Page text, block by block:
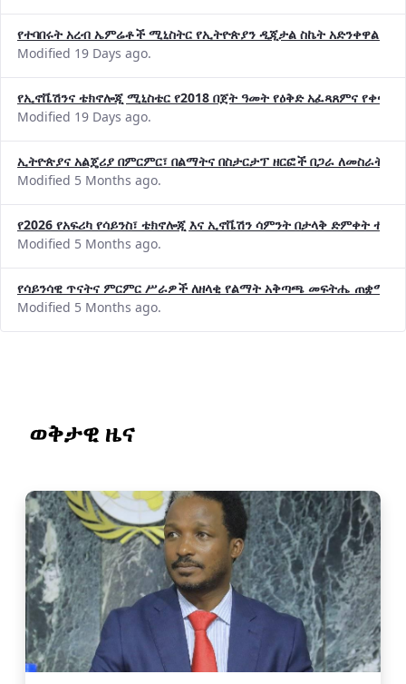
የተባበሩት አረብ ኤምሬቶች ሚኒስትር የኢትዮጵያን ዲጂታል ስኬት አድንቀዋል
Modified 19 Days ago.
የኢኖቬሽንና ቴክኖሎጂ ሚኒስቴር የ2018 በጀት ዓመት የዕቅድ አፈጻጸምና
Modified 19 Days ago.
ኢትዮጵያና አልጄሪያ በምርምር፣ በልማትና በስታርታፕ ዘርፎች በጋራ ለመስራት
Modified 5 Months ago.
የ2026 የአፍሪካ የሳይንስ፣ ቴክኖሎጂ እና ኢኖቬሽን ሳምንት በታላቅ ድምቀት
Modified 5 Months ago.
የሳይንሳዊ ጥናትና ምርምር ሥራዎች ለዘላቂ የልማት አቅጣጫ መፍትሔ ጠቋሚ
Modified 5 Months ago.
ወቅታዊ ዜና